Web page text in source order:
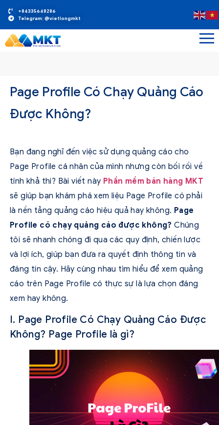
+84335648286
Telegram: @vietlongmkt
Page Profile Có Chạy Quảng Cáo
Được Không?
Bạn đang nghĩ đến việc sử dụng quảng cáo cho
Page Profile cá nhân của mình nhưng còn bối rối về
tính khả thi? Bài viết này Phần mềm bán hàng MKT
sẽ giúp bạn khám phá xem liệu Page Profile có phải
là nền tảng quảng cáo hiệu quả hay không. Page
Profile có chạy quảng cáo được không? Chúng
tôi sẽ nhanh chóng đi qua các quy định, chiến lược
và lợi ích, giúp bạn đưa ra quyết định thông tin và
đáng tin cậy. Hãy cùng nhau tìm hiểu để xem quảng
cáo trên Page Profile có thực sự là lựa chọn đáng
xem hay không.
I. Page Profile Có Chạy Quảng Cáo Được
Không? Page Profile là gì?